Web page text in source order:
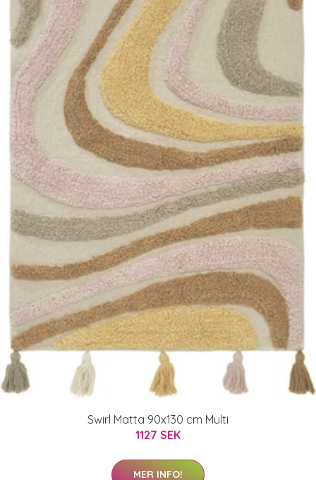
Swirl Matta 90x130 cm Multi
1127 SEK
MER INFO!